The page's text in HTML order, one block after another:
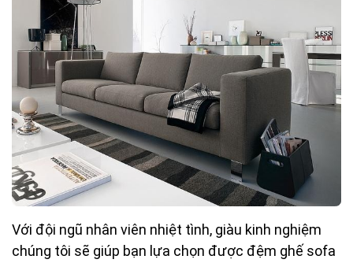
Với đội ngũ nhân viên nhiệt tình, giàu kinh nghiệm
chúng tôi sẽ giúp bạn lựa chọn được đệm ghế sofa